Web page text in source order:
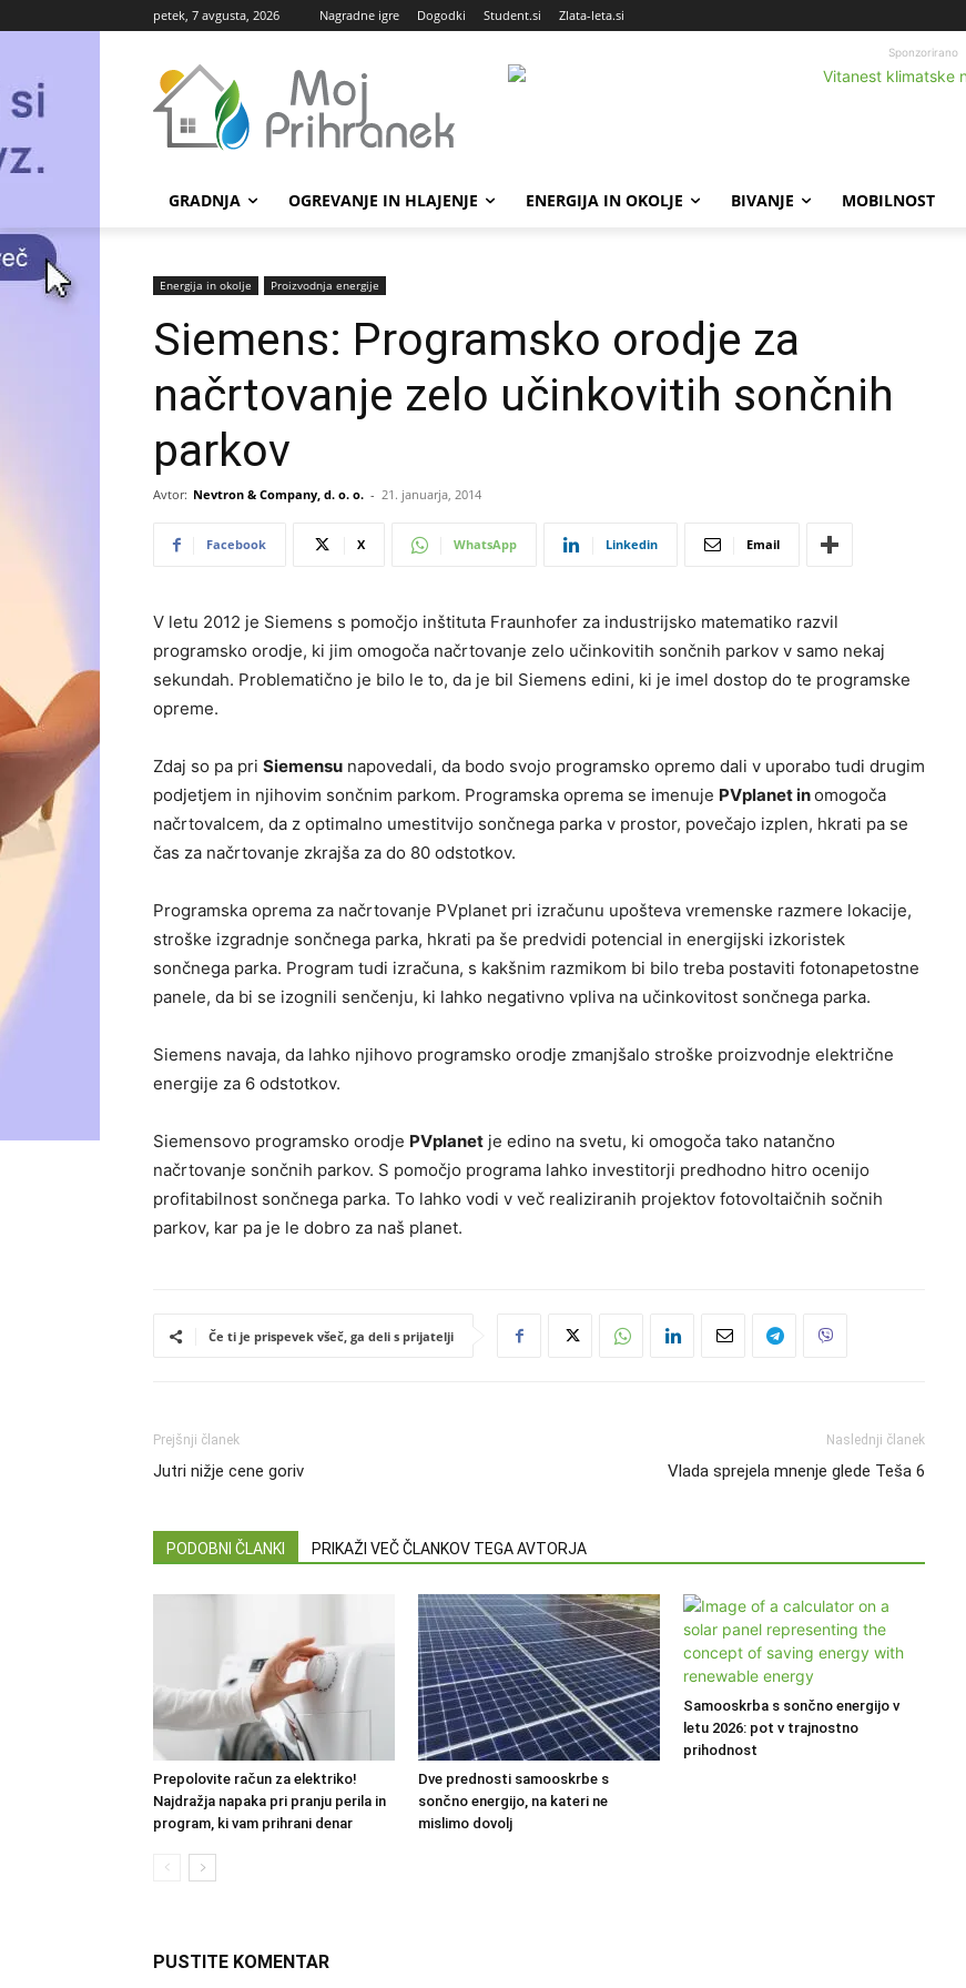
petek, 7 avgusta, 2026 Nagradne igre Dogodki Student.si Zlata-leta.si
Sponzorirano
GRADNJA OGREVANJE IN HLAJENJE ENERGIJA IN OKOLJE BIVANJE MOBILNOST
Energija in okolje Proizvodnja energije
Siemens: Programsko orodje za
načrtovanje zelo učinkovitih sončnih
parkov
Avtor: Nevtron & Company, d. o. o. - 21. januarja, 2014
Facebook X WhatsApp Linkedin Email
V letu 2012 je Siemens s pomočjo inštituta Fraunhofer za industrijsko matematiko razvil
programsko orodje, ki jim omogoča načrtovanje zelo učinkovitih sončnih parkov v samo nekaj
sekundah. Problematično je bilo le to, da je bil Siemens edini, ki je imel dostop do te programske
opreme.
Zdaj so pa pri Siemensu napovedali, da bodo svojo programsko opremo dali v uporabo tudi drugim
podjetjem in njihovim sončnim parkom. Programska oprema se imenuje PVplanetinomogoča
načrtovalcem, da z optimalno umestitvijo sončnega parka v prostor, povečajo izplen, hkrati pa se
čas za načrtovanje zkrajša za do 80 odstotkov.
Programska oprema za načrtovanje PVplanet pri izračunu upošteva vremenske razmere lokacije,
stroške izgradnje sončnega parka, hkrati pa še predvidi potencial in energijski izkoristek
sončnega parka. Program tudi izračuna, s kakšnim razmikom bi bilo treba postaviti fotonapetostne
panele, da bi se izognili senčenju, ki lahko negativno vpliva na učinkovitost sončnega parka.
Siemens navaja, da lahko njihovo programsko orodje zmanjšalo stroške proizvodnje električne
energije za 6 odstotkov.
Siemensovo programsko orodje PVplanet je edino na svetu, ki omogoča tako natančno
načrtovanje sončnih parkov. S pomočjo programa lahko investitorji predhodno hitro ocenijo
profitabilnost sončnega parka. To lahko vodi v več realiziranih projektov fotovoltaičnih sočnih
parkov, kar pa je le dobro za naš planet.
Če ti je prispevek všeč, ga deli s prijatelji
Prejšnji članek
Jutri nižje cene goriv
Naslednji članek
Vlada sprejela mnenje glede Teša 6
PODOBNI ČLANKI PRIKAŽI VEČ ČLANKOV TEGA AVTORJA
Prepolovite račun za elektriko!
Najdražja napaka pri pranju perila in
program, ki vam prihrani denar
Dve prednosti samooskrbe s
sončno energijo, na kateri ne
mislimo dovolj
Samooskrba s sončno energijo v
letu 2026: pot v trajnostno
prihodnost
PUSTITE KOMENTAR